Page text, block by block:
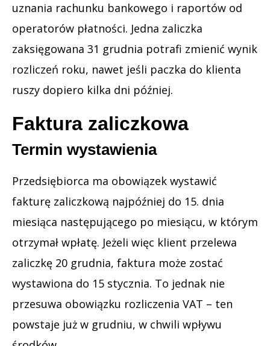
uznania rachunku bankowego i raportów od
operatorów płatności. Jedna zaliczka
zaksięgowana 31 grudnia potrafi zmienić wynik
rozliczeń roku, nawet jeśli paczka do klienta
ruszy dopiero kilka dni później.
Faktura zaliczkowa
Termin wystawienia
Przedsiębiorca ma obowiązek wystawić
fakturę zaliczkową najpóźniej do 15. dnia
miesiąca następującego po miesiącu, w którym
otrzymał wpłatę. Jeżeli więc klient przelewa
zaliczkę 20 grudnia, faktura może zostać
wystawiona do 15 stycznia. To jednak nie
przesuwa obowiązku rozliczenia VAT – ten
powstaje już w grudniu, w chwili wpływu